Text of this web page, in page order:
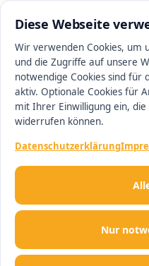
Diese Webseite
Wir verwenden Cookies, um
und die Zugriffe auf unsere
notwendige Cookies sind
aktiv. Optionale Cookies für
mit Ihrer Einwilligung ein,
widerrufen können.
Datenschutzerklärung
Nur